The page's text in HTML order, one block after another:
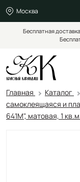
Москва
Бесплатная
Главная Каталог
самоклеящаяся и
641M", матовая, 1 кв.м.